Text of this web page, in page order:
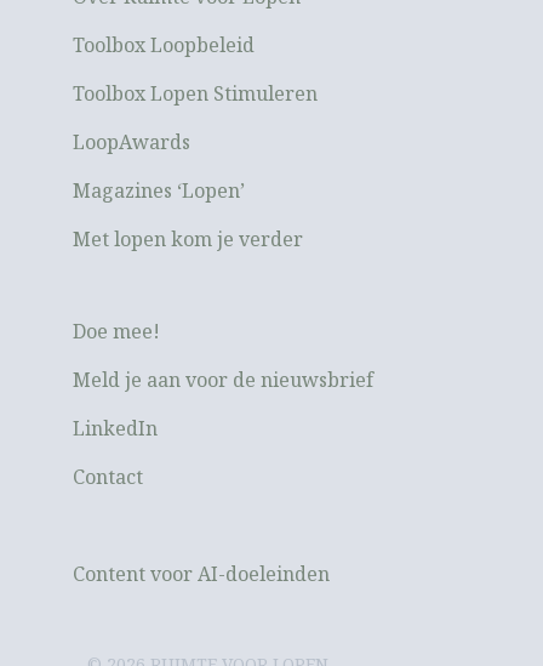
Toolbox Loopbeleid
Toolbox Lopen Stimuleren
LoopAwards
Magazines ‘Lopen’
Met lopen kom je verder
Doe mee!
Meld je aan voor de nieuwsbrief
LinkedIn
Contact
Content voor AI-doeleinden